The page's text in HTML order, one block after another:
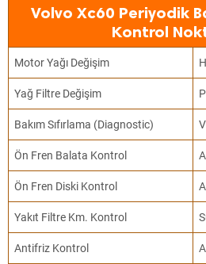
Volvo Xc60 Periyodik
Kontrol
Motor Yağı Değişim
Yağ Filtre Değişim
Bakım Sıfırlama (Diagnostic)
Ön Fren Balata Kontrol
Ön Fren Diski Kontrol
Yakıt Filtre Km. Kontrol
Antifriz Kontrol